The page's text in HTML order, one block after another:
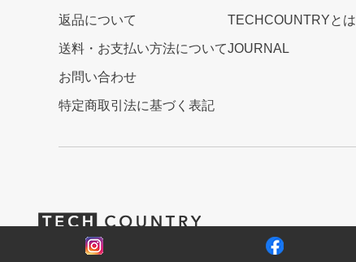
返品について
送料・お支払い方法について
お問い合わせ
特定商取引法に基づく表記
TECHCOUNTRYとは
JOURNAL